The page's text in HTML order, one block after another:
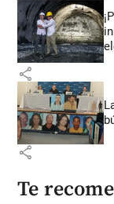
share
share
Te